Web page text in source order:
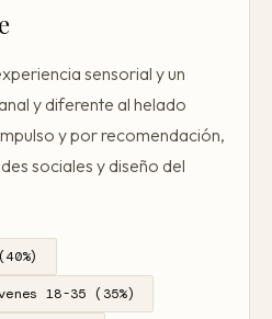
sensorial y un
y diferente al helado
y por recomendación,
sociales y diseño del
18-35 (35%)